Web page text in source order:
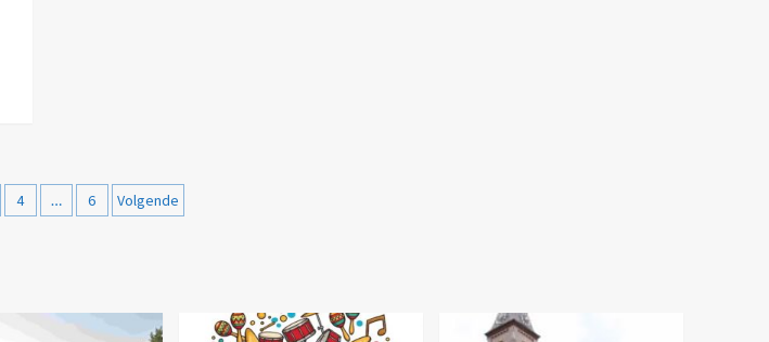
4 … 6 Volgende